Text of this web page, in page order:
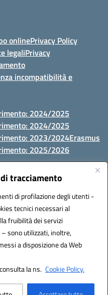
tracciamento
di profilazione degli utenti -
tecnici necessari al
fruibilità dei servizi
sono utilizzati, inoltre,
a disposizione da Web
la ns. Cookie Policy.
onlinePrivacy Policy
legaliPrivacy
incompatibilità e
2024/2025
2024/2025
2023/2024Erasmus
2025/2026
le palestre
079293287 - Fax 0793764116
ssvc010009@pec.istruzione.it
Scuole 92073300904
3D Solution S.r.l.
Designers Italia